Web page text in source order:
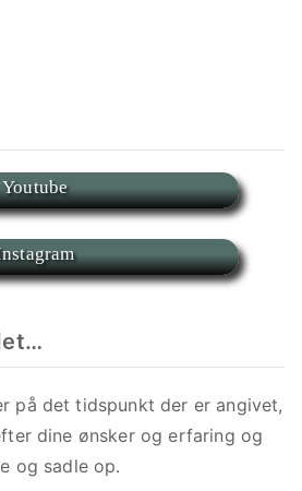
Youtube
på det tidspunkt der er angivet,
dine ønsker og erfaring og
og sadle op.